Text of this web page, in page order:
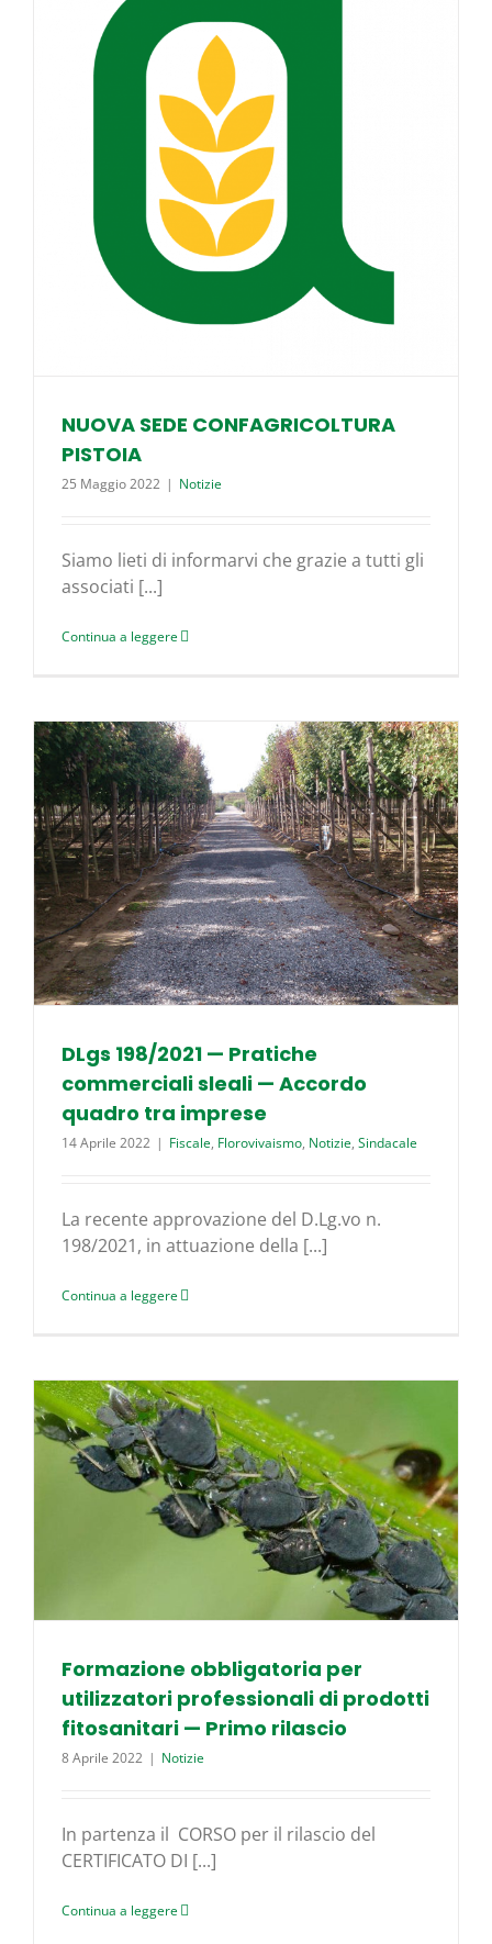
NUOVA SEDE CONFAGRICOLTURA
PISTOIA
25 Maggio 2022 | Notizie
Siamo lieti di informarvi che grazie a tutti gli
associati [...]
Continua a leggere
DLgs 198/2021 — Pratiche
commerciali sleali — Accordo
quadro tra imprese
14 Aprile 2022 | Fiscale, Florovivaismo, Notizie, Sindacale
La recente approvazione del D.Lg.vo n.
198/2021, in attuazione della [...]
Continua a leggere
Formazione obbligatoria per
utilizzatori professionali di prodotti
fitosanitari — Primo rilascio
8 Aprile 2022 | Notizie
In partenza il CORSO per il rilascio del
CERTIFICATO DI [...]
Continua a leggere